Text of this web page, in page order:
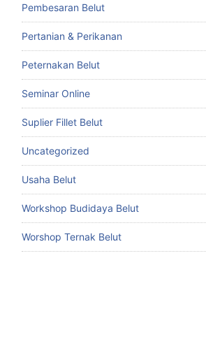
Pembesaran Belut
Pertanian & Perikanan
Peternakan Belut
Seminar Online
Suplier Fillet Belut
Uncategorized
Usaha Belut
Workshop Budidaya Belut
Worshop Ternak Belut